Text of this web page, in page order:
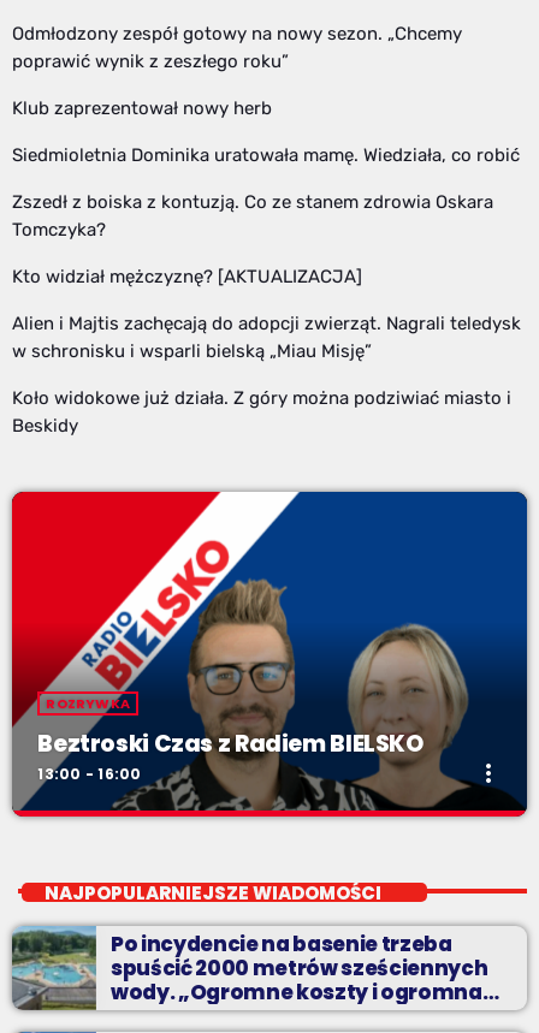
Odmłodzony zespół gotowy na nowy sezon. „Chcemy
poprawić wynik z zeszłego roku”
Klub zaprezentował nowy herb
Siedmioletnia Dominika uratowała mamę. Wiedziała, co robić
Zszedł z boiska z kontuzją. Co ze stanem zdrowia Oskara
Tomczyka?
Kto widział mężczyznę? [AKTUALIZACJA]
Alien i Majtis zachęcają do adopcji zwierząt. Nagrali teledysk
w schronisku i wsparli bielską „Miau Misję”
Koło widokowe już działa. Z góry można podziwiać miasto i
Beskidy
ROZRYWKA
Beztroski Czas z Radiem BIELSKO
13:00 - 16:00 more_vert
jak atrakcyjnie spędzić czas w regionie, jak ominąć korki i jak
odpocząć?
NAJPOPULARNIEJSZE WIADOMOŚCI
Po incydencie na basenie trzeba
spuścić 2000 metrów sześciennych
wody. „Ogromne koszty i ogromna
praca”